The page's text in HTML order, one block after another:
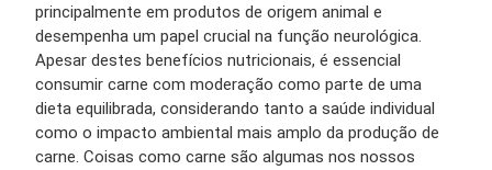
principalmente em produtos de origem animal e
desempenha um papel crucial na função neurológica.
Apesar destes benefícios nutricionais, é essencial
consumir carne com moderação como parte de uma
dieta equilibrada, considerando tanto a saúde individual
como o impacto ambiental mais amplo da produção de
carne. Coisas como carne são algumas nos nossos